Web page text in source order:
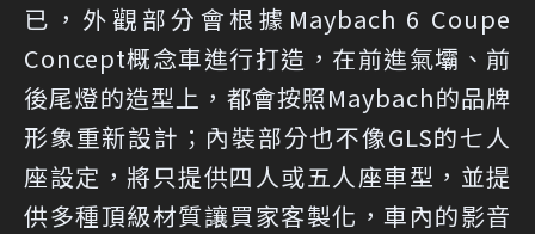
已，外觀部分會根據Maybach 6 Coupe
Concept概念車進行打造，在前進氣壩、前
後尾燈的造型上，都會按照Maybach的品牌
形象重新設計；內裝部分也不像GLS的七人
座設定，將只提供四人或五人座車型，並提
供多種頂級材質讓買家客製化，車內的影音